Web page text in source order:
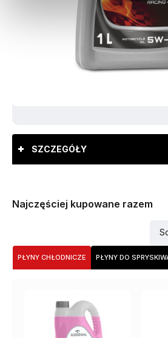
SZCZEGÓŁY
Najczęściej kupowane razem
PŁYNY CHŁODNICZE PŁYNY DO